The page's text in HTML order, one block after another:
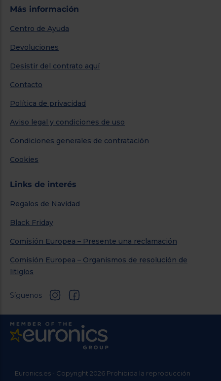
Más información
Centro de Ayuda
Devoluciones
Desistir del contrato aquí
Contacto
Política de privacidad
Aviso legal y condiciones de uso
Condiciones generales de contratación
Cookies
Links de interés
Regalos de Navidad
Black Friday
Comisión Europea – Presente una reclamación
Comisión Europea – Organismos de resolución de
litigios
Síguenos
Euronics.es - Copyright 2026 Prohibida la reproducción